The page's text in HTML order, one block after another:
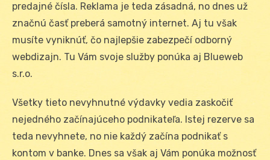
predajné čísla. Reklama je teda zásadná, no dnes už
značnú časť preberá samotný internet. Aj tu však
musíte vyniknúť, čo najlepšie zabezpečí odborný
webdizajn. Tu Vám svoje služby ponúka aj Blueweb
s.r.o.
Všetky tieto nevyhnutné výdavky vedia zaskočiť
nejedného začínajúceho podnikateľa. Istej rezerve sa
teda nevyhnete, no nie každý začína podnikať s
kontom v banke. Dnes sa však aj Vám ponúka možnosť